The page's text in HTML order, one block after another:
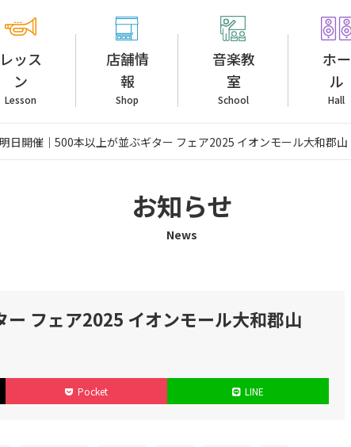
レッス
ン
Lesson
店舗情
報
Shop
音楽教
室
School
ホー
ル
Hall
日開催｜500本以上が並ぶギター フェア2025 イオンモール大和郡山
お知らせ
News
フェア2025 イオンモール大和郡山
Pocket LINE